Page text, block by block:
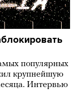
популярных
крупнейшую
Интервью